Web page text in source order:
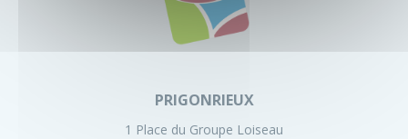
PRIGONRIEUX
1 Place du Groupe Loiseau